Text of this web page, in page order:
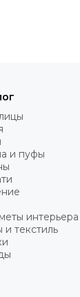
и пуфы
интерьера
и текстиль